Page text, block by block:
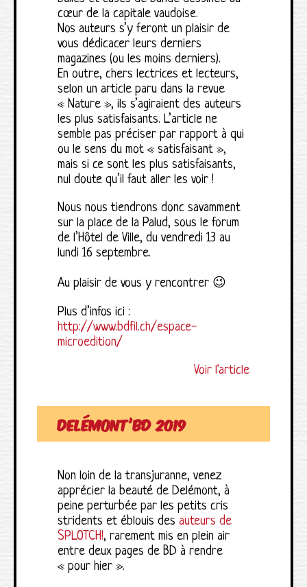
cœur de la capitale vaudoise.
Nos auteurs s’y feront un plaisir de
vous dédicacer leurs derniers
magazines (ou les moins derniers).
En outre, chers lectrices et lecteurs,
selon un article paru dans la revue
« Nature », ils s’agiraient des auteurs
les plus satisfaisants. L’article ne
semble pas préciser par rapport à qui
ou le sens du mot « satisfaisant »,
mais si ce sont les plus satisfaisants,
nul doute qu’il faut aller les voir !
Nous nous tiendrons donc savamment
sur la place de la Palud, sous le forum
de l’Hôtel de Ville, du vendredi 13 au
lundi 16 septembre.
Au plaisir de vous y rencontrer 😉
Plus d’infos ici :
http://www.bdfil.ch/espace-
microedition/
Voir l'article
Delémont’BD 2019
Non loin de la transjuranne, venez
apprécier la beauté de Delémont, à
peine perturbée par les petits cris
stridents et éblouis des auteurs de
SPLOTCH!, rarement mis en plein air
entre deux pages de BD à rendre
« pour hier ».